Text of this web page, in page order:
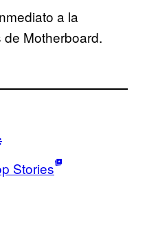
a la
Motherboard.
Stories